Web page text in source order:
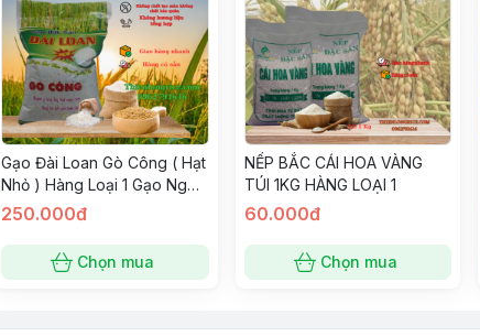
Gạo Đài Loan Gò Công ( Hạt
Nhỏ ) Hàng Loại 1 Gạo Ngon
Dẻo Vừa Thơm Cơm Túi 10
250.000đ
Chọn mua
NẾP BẮC CÁI HOA VÀNG
TÚI 1KG HÀNG LOẠI 1
60.000đ
Chọn mua